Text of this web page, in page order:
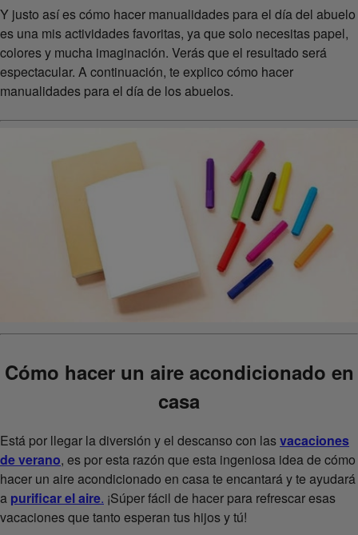
Y justo así es cómo hacer manualidades para el día del abuelo
es una mis actividades favoritas, ya que solo necesitas papel,
colores y mucha imaginación. Verás que el resultado será
espectacular. A continuación, te explico cómo hacer
manualidades para el día de los abuelos.
Cómo hacer un aire acondicionado en
casa
Está por llegar la diversión y el descanso con lasvacaciones
de verano, es por esta razón que esta ingeniosa idea de cómo
hacer un aire acondicionado en casa te encantará y te ayudará
a purificar el aire. ¡Súper fácil de hacer para refrescar esas
vacaciones que tanto esperan tus hijos y tú!